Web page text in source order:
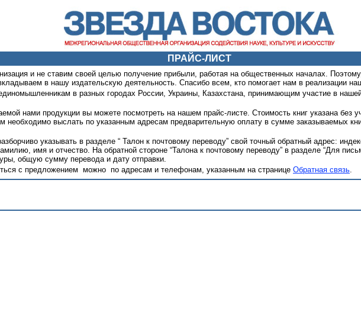
ПРАЙС-ЛИСТ
и не ставим своей целью получение прибыли, работая на общественных началах.
в нашу издательскую деятельность. Спасибо всем, кто помогает нам в реализации
в разных городах России, Украины, Казахстана, принимающим участие в
нами продукции вы можете посмотреть на нашем прайс-листе. Стоимость книг указана без
необходимо выслать по указанным адресам предварительную оплату в сумме заказываемых
указывать в разделе “ Талон к почтовому переводу” свой точный обратный адрес:
имя и отчество. На обратной стороне “Талона к почтовому переводу” в разделе “Для
общую сумму перевода и дату отправки.
с предложением можно по адресам и телефонам, указанным на странице Обратная связь.